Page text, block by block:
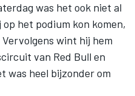
was het ook niet al
het podium kon komen,
wint hij hem
van Red Bull en
was heel bijzonder om